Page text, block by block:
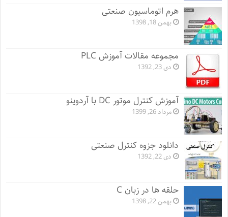
هرم اتوماسیون صنعتی
بهمن 18, 1398
مجموعه مقالات آموزش PLC
دی 23, 1392
آموزش کنترل موتور DC با آردوینو
مرداد 26, 1399
دانلود جزوه کنترل صنعتی
دی 22, 1392
حلقه ها در زبان C
بهمن 22, 1398